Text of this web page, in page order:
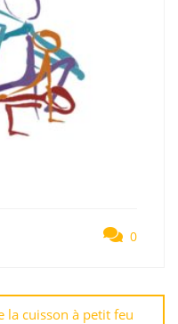
0
la cuisson à petit feu